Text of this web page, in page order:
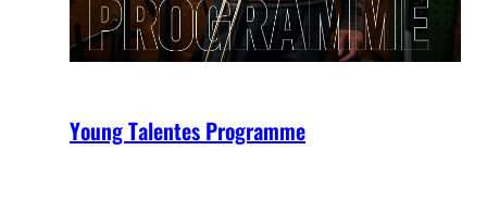
Young Talentes Programme